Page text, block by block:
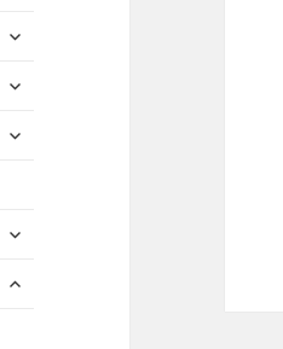
sous-
ouvrir
sous-
ouvrir
sous-
ouvrir
ouvrir
sous-
ouvrir